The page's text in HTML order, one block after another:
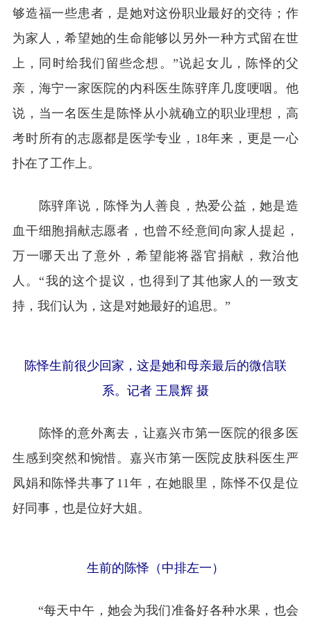
够造福一些患者，是她对这份职业最好的交待；作
为家人，希望她的生命能够以另外一种方式留在世
上，同时给我们留些念想。”说起女儿，陈怿的父
亲，海宁一家医院的内科医生陈骍庠几度哽咽。他
说，当一名医生是陈怿从小就确立的职业理想，高
考时所有的志愿都是医学专业，18年来，更是一心
扑在了工作上。
陈骍庠说，陈怿为人善良，热爱公益，她是造
血干细胞捐献志愿者，也曾不经意间向家人提起，
万一哪天出了意外，希望能将器官捐献，救治他
人。“我的这个提议，也得到了其他家人的一致支
持，我们认为，这是对她最好的追思。”
陈怿生前很少回家，这是她和母亲最后的微信联
系。记者 王晨辉 摄
陈怿的意外离去，让嘉兴市第一医院的很多医
生感到突然和惋惜。嘉兴市第一医院皮肤科医生严
凤娟和陈怿共事了11年，在她眼里，陈怿不仅是位
好同事，也是位好大姐。
生前的陈怿（中排左一）
“每天中午，她会为我们准备好各种水果，也会